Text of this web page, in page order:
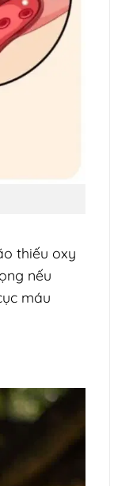
thiếu oxy
nếu
máu